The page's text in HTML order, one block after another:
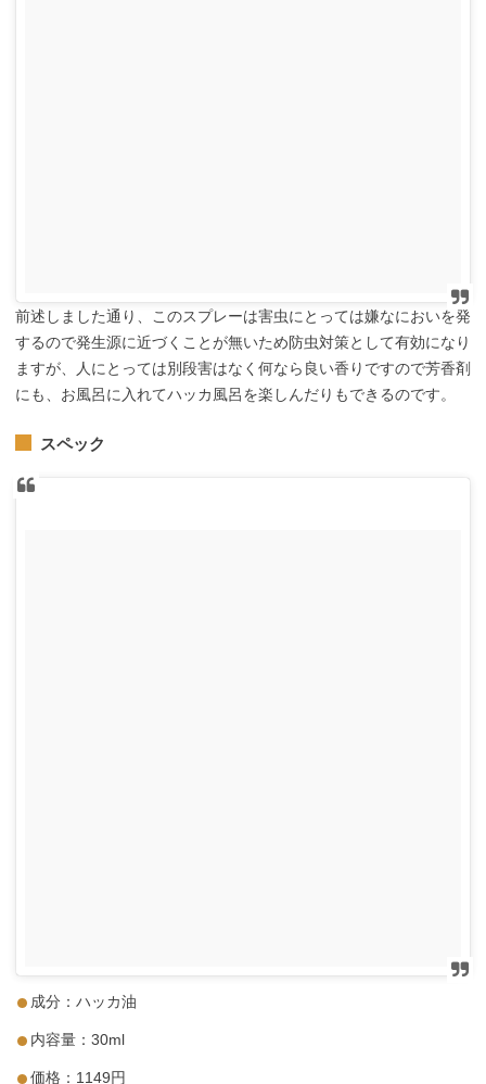
前述しました通り、このスプレーは害虫にとっては嫌なにおいを発
するので発生源に近づくことが無いため防虫対策として有効になり
ますが、人にとっては別段害はなく何なら良い香りですので芳香剤
にも、お風呂に入れてハッカ風呂を楽しんだりもできるのです。
スペック
成分：ハッカ油
内容量：30ml
価格：1149円